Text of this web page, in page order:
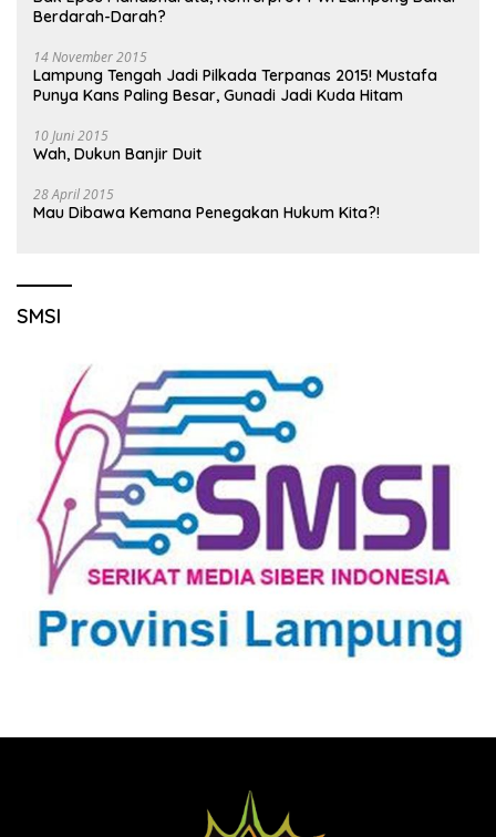
Berdarah-Darah?
14 November 2015
Lampung Tengah Jadi Pilkada Terpanas 2015! Mustafa
Punya Kans Paling Besar, Gunadi Jadi Kuda Hitam
10 Juni 2015
Wah, Dukun Banjir Duit
28 April 2015
Mau Dibawa Kemana Penegakan Hukum Kita?!
SMSI